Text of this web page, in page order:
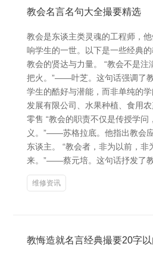
教会名言名句大全撮要精选
教会是东谈主类灵魂的工程师，
响学生的一世。以下是一些经典
教会的贤达与力量。 “教会不是注
把火。”——叶芝。这句话强调了
学生的酷好与潜能，而非单纯的
发展有限公司、水果种植、食用
零售 “教会的职责不仅是传授学问
义。”——苏格拉底。他指出教会
东谈主。 “教会者，非为以前，非
来。”——蔡元培。这句话抒发了
维修资讯
教悔造就名言经典撮要20字